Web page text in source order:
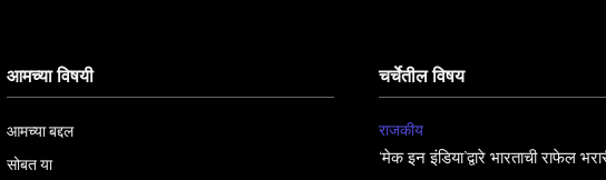
आमच्या विषयी
आमच्या बद्दल
सोबत या
चर्चेतील विषय
राजकीय
‘मेक इन इंडिया’द्वारे भारताची राफेल